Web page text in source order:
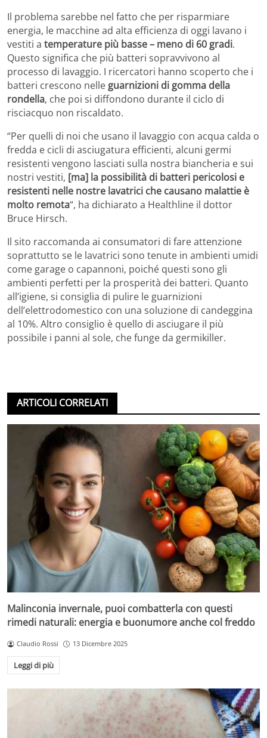
Il problema sarebbe nel fatto che per risparmiare
energia, le macchine ad alta efficienza di oggi lavano i
vestiti a temperature più basse – meno di 60 gradi.
Questo significa che più batteri sopravvivono al
processo di lavaggio. I ricercatori hanno scoperto che i
batteri crescono nelle guarnizioni di gomma della
rondella, che poi si diffondono durante il ciclo di
risciacquo non riscaldato.
“Per quelli di noi che usano il lavaggio con acqua calda o
fredda e cicli di asciugatura efficienti, alcuni germi
resistenti vengono lasciati sulla nostra biancheria e sui
nostri vestiti, [ma] la possibilità di batteri pericolosi e
resistenti nelle nostre lavatrici che causano malattie è
molto remota“, ha dichiarato a Healthline il dottor
Bruce Hirsch.
Il sito raccomanda ai consumatori di fare attenzione
soprattutto se le lavatrici sono tenute in ambienti umidi
come garage o capannoni, poiché questi sono gli
ambienti perfetti per la prosperità dei batteri. Quanto
all’igiene, si consiglia di pulire le guarnizioni
dell’elettrodomestico con una soluzione di candeggina
al 10%. Altro consiglio è quello di asciugare il più
possibile i panni al sole, che funge da germikiller.
ARTICOLI CORRELATI
Malinconia invernale, puoi combatterla con questi
rimedi naturali: energia e buonumore anche col freddo
Claudio Rossi 13 Dicembre 2025
Leggi di più